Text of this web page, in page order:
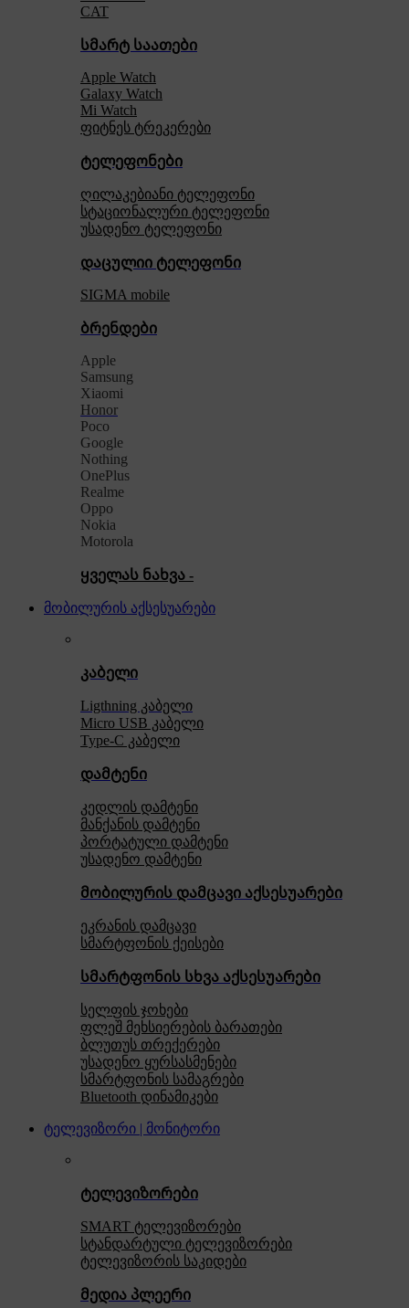
CAT
სმარტ საათები
Apple Watch
Galaxy Watch
Mi Watch
ფიტნეს ტრეკერები
ტელეფონები
ღილაკებიანი ტელეფონი
სტაციონალური ტელეფონი
უსადენო ტელეფონი
დაცულიი ტელეფონი
SIGMA mobile
ბრენდები
Apple
Samsung
Xiaomi
Honor
Poco
Google
Nothing
OnePlus
Realme
Oppo
Nokia
Motorola
ყველას ნახვა -
მობილურის აქსესუარები
კაბელი
Ligthning კაბელი
Micro USB კაბელი
Type-C კაბელი
დამტენი
კედლის დამტენი
მანქანის დამტენი
პორტატული დამტენი
უსადენო დამტენი
მობილურის დამცავი აქსესუარები
ეკრანის დამცავი
სმარტფონის ქეისები
სმარტფონის სხვა აქსესუარები
სელფის ჯოხები
ფლეშ მეხსიერების ბარათები
ბლუთუს თრექერები
უსადენო ყურსასმენები
სმარტფონის სამაგრები
Bluetooth დინამიკები
ტელევიზორი | მონიტორი
ტელევიზორები
SMART ტელევიზორები
სტანდარტული ტელევიზორები
ტელევიზორის საკიდები
მედია პლეერი